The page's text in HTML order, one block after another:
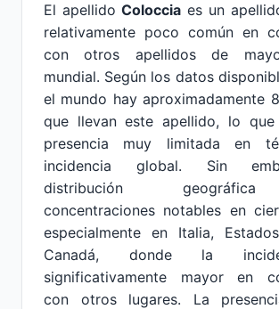
El apellidoColoccia es un
relativamente poco común en
con otros apellidos de
mundial. Según los datos
el mundo hay aproximadamente
que llevan este apellido, lo que
presencia muy limitada en
incidencia global. Sin
distribución
concentraciones notables en
especialmente en Italia,
Canadá, donde la
significativamente mayor en
con otros lugares. La